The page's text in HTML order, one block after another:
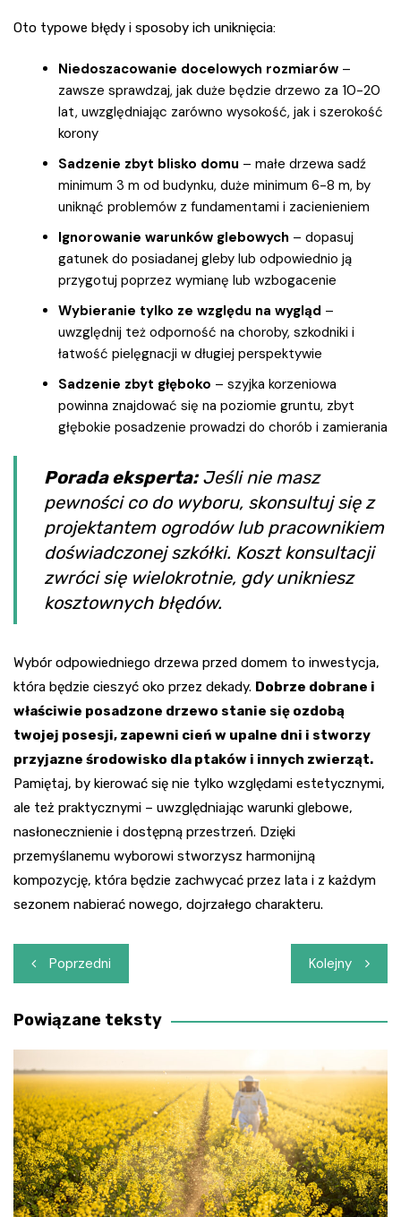
Oto typowe błędy i sposoby ich uniknięcia:
Niedoszacowanie docelowych rozmiarów –
zawsze sprawdzaj, jak duże będzie drzewo za 10-20
lat, uwzględniając zarówno wysokość, jak i szerokość
korony
Sadzenie zbyt blisko domu – małe drzewa sadź
minimum 3 m od budynku, duże minimum 6-8 m, by
uniknąć problemów z fundamentami i zacienieniem
Ignorowanie warunków glebowych – dopasuj
gatunek do posiadanej gleby lub odpowiednio ją
przygotuj poprzez wymianę lub wzbogacenie
Wybieranie tylko ze względu na wygląd –
uwzględnij też odporność na choroby, szkodniki i
łatwość pielęgnacji w długiej perspektywie
Sadzenie zbyt głęboko – szyjka korzeniowa
powinna znajdować się na poziomie gruntu, zbyt
głębokie posadzenie prowadzi do chorób i zamierania
Porada eksperta:Jeśli nie masz
pewności co do wyboru, skonsultuj się z
projektantem ogrodów lub pracownikiem
doświadczonej szkółki. Koszt konsultacji
zwróci się wielokrotnie, gdy unikniesz
kosztownych błędów.
Wybór odpowiedniego drzewa przed domem to inwestycja,
która będzie cieszyć oko przez dekady. Dobrze dobrane i
właściwie posadzone drzewo stanie się ozdobą
twojej posesji, zapewni cień w upalne dni i stworzy
przyjazne środowisko dla ptaków i innych zwierząt.
Pamiętaj, by kierować się nie tylko względami estetycznymi,
ale też praktycznymi – uwzględniając warunki glebowe,
nasłonecznienie i dostępną przestrzeń. Dzięki
przemyślanemu wyborowi stworzysz harmonijną
kompozycję, która będzie zachwycać przez lata i z każdym
sezonem nabierać nowego, dojrzałego charakteru.
Nawigacja
wpisu
Poprzedni Kolejny
Powiązane teksty